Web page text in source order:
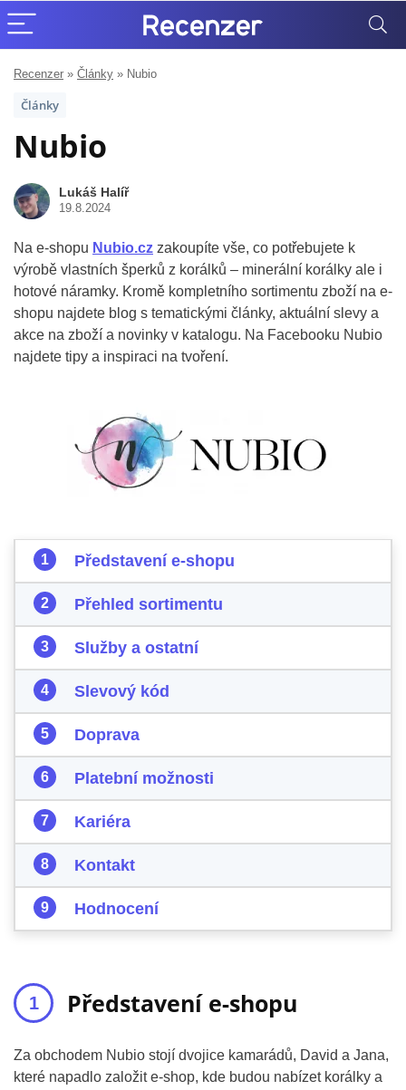
Recenzer » Články » Nubio
Články
Nubio
Lukáš Halíř
19.8.2024
Na e-shopu Nubio.cz zakoupíte vše, co potřebujete k
výrobě vlastních šperků z korálků – minerální korálky ale i
hotové náramky. Kromě kompletního sortimentu zboží na e-
shopu najdete blog s tematickými články, aktuální slevy a
akce na zboží a novinky v katalogu. Na Facebooku Nubio
najdete tipy a inspiraci na tvoření.
Představení e-shopu
Přehled sortimentu
Služby a ostatní
Slevový kód
Doprava
Platební možnosti
Kariéra
Kontakt
Hodnocení
Představení e-shopu
Za obchodem Nubio stojí dvojice kamarádů, David a Jana,
které napadlo založit e-shop, kde budou nabízet korálky a